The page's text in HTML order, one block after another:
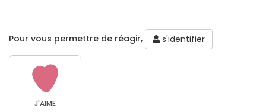
Pour vous permettre de réagir, s'identifier
J'AIME